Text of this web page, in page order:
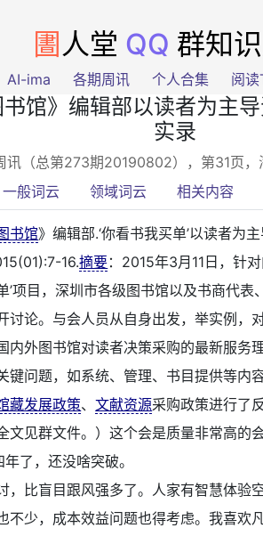
圕 人堂 QQ 群知
AI-ima 各期周讯 个人合集 阅读
书馆》编辑部以读者为主
实录
讯（总第273期20190802），第31页
一般词云 领域词云 相关内容
书馆》编辑部.‘你看书我买单’以读者为
16.摘要：2015年3月11日，针
’项目，深圳市各级图书馆以及书商代
讨论。与会人员从自身出发，举实例，
内外图书馆对读者决策采购的最新服务
键问题，如系统、管理、书目提供等内
藏发展政策、文献资源采购政策进行了
文见群文件。）这个会是质量非常高的
年了，还没啥突破。
，比盲目跟风强多了。人家有智慧体验
不少，成本效益问题也得考虑。我喜欢